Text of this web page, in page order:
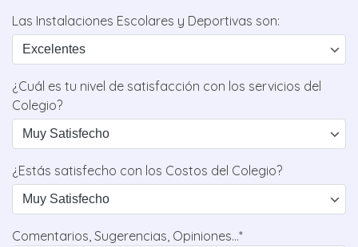
Las Instalaciones Escolares y Deportivas son:
¿Cuál es tu nivel de satisfacción con los servicios del
Colegio?
¿Estás satisfecho con los Costos del Colegio?
Comentarios, Sugerencias, Opiniones...*